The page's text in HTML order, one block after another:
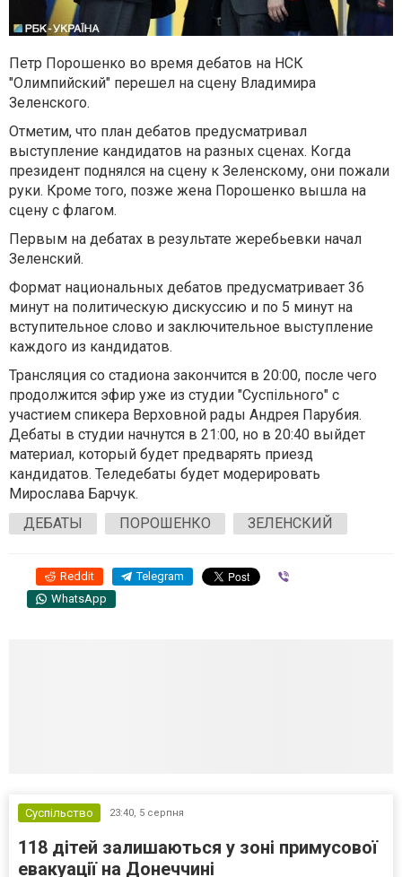
Петр Порошенко во время дебатов на НСК
"Олимпийский" перешел на сцену Владимира
Зеленского.
Отметим, что план дебатов предусматривал
выступление кандидатов на разных сценах. Когда
президент поднялся на сцену к Зеленскому, они пожали
руки. Кроме того, позже жена Порошенко вышла на
сцену с флагом.
Первым на дебатах в результате жеребьевки начал
Зеленский.
Формат национальных дебатов предусматривает 36
минут на политическую дискуссию и по 5 минут на
вступительное слово и заключительное выступление
каждого из кандидатов.
Трансляция со стадиона закончится в 20:00, после чего
продолжится эфир уже из студии "Суспільного" с
участием спикера Верховной рады Андрея Парубия.
Дебаты в студии начнутся в 21:00, но в 20:40 выйдет
материал, который будет предварять приезд
кандидатов. Теледебаты будет модерировать
Мирослава Барчук.
ДЕБАТЫ
ПОРОШЕНКО ЗЕЛЕНСКИЙ
Reddit Telegram
WhatsApp
Суспільство 23:40, 5 серпня
118 дітей залишаються у зоні примусової
евакуації на Донеччині